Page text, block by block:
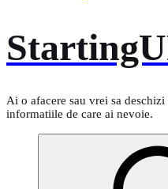
Ai o afacere sau vrei sa deschizi
informatiile de care ai nevoie.